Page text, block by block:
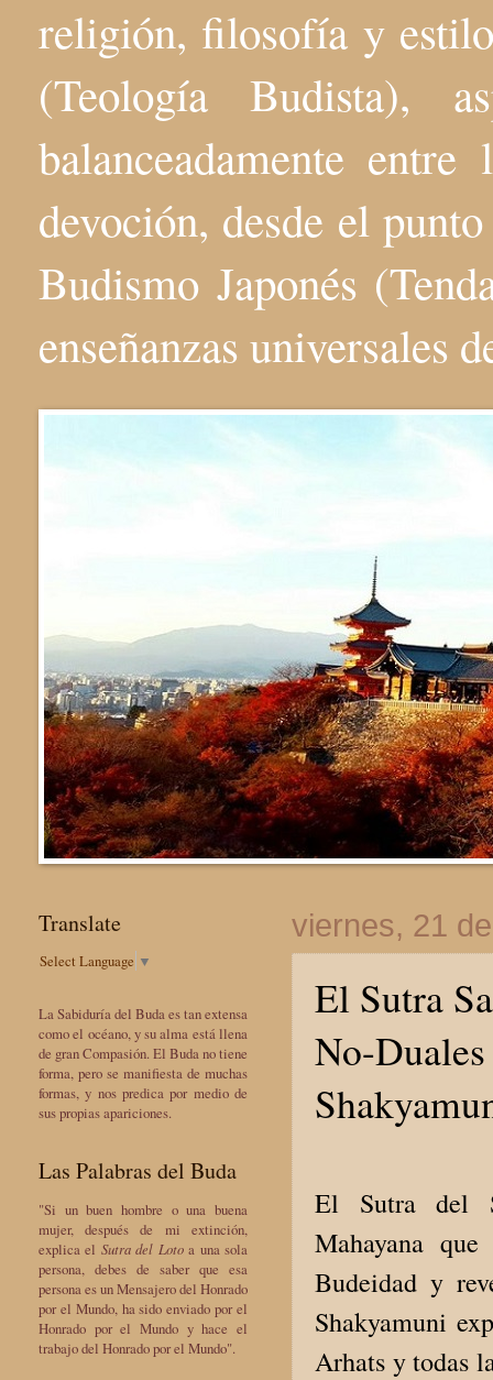
religión, filosofía y
(Teología Budista),
balanceadamente
devoción, desde el
Budismo Japonés
enseñanzas universales
viernes, 21
El Sutra
No-
El Sutra del
Mahayana
Budeidad y
Shakyamuni
Arhats y todas
Translate
Select Language ▼
La Sabiduría del Buda es tan extensa
como el océano, y su alma está llena
de gran Compasión. El Buda no tiene
forma, pero se manifiesta de muchas
formas, y nos predica por medio de
sus propias apariciones.
Las Palabras del Buda
"Si un buen hombre o una buena
mujer, después de mi extinción,
explica el Sutra del Lotoa una sola
persona, debes de saber que esa
persona es un Mensajero del Honrado
por el Mundo, ha sido enviado por el
Honrado por el Mundo y hace el
trabajo del Honrado por el Mundo".